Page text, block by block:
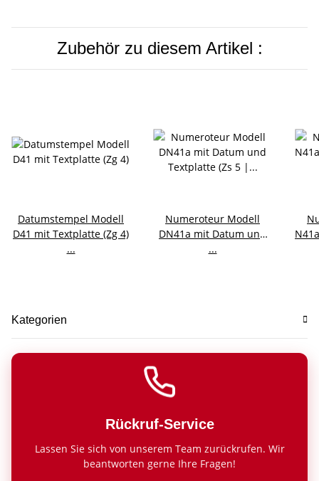
Zubehör zu diesem Artikel :
Datumstempel Modell
D41 mit Textplatte (Zg 4)
...
Numeroteur Modell
DN41a mit Datum und
Textplatte (Zs 5 | Zg 4)
...
Kategorien
Rückruf-Service
Lassen Sie sich von unserem Team zurückrufen. Wir
beantworten gerne Ihre Fragen!